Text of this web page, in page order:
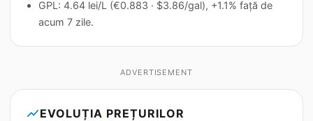
GPL: 4.64 lei/L (€0.883 · $3.86/gal), +1.1% față de
acum 7 zile.
ADVERTISEMENT
show_chartEVOLUȚIA PREȚURILOR